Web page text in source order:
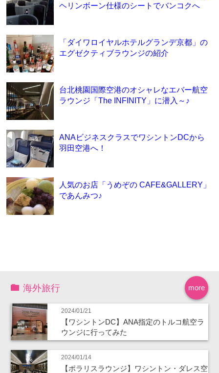
ヘリンボーン仕様のシートでバンコクへ
「ダイワロイヤルホテルグランデ京都」の
エグゼクティブラウンジの紹介
台北桃園国際空港のオシャレなエバー航空
ラウンジ「The INFINITY」に潜入～♪
ANAビジネスクラスでワシントンDCから
羽田空港へ！
人気のお店「うめぞの CAFE&GALLERY」
であんみつ♪
more
海外旅行
2024/01/21
【ワシントンDC】ANA指定のトルコ航空ラ
ウンジに行ってみた
2024/01/14
【ポラリスラウンジ】ワシントン・ダレス空